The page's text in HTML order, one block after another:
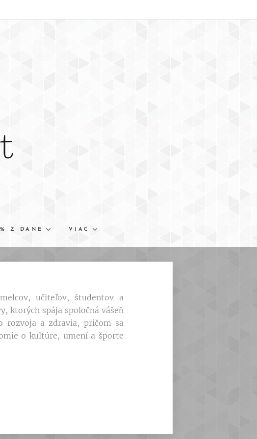
Z DANE VIAC
učiteľov, študentov a
ktorých spája spoločná vášeň
rozvoja a zdravia, pričom sa
o kultúre, umení a športe